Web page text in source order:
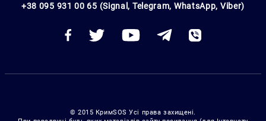
+38 095 931 00 65 (Signal, Telegram, WhatsApp, Viber)
© 2015 КримSOS Усі права захищені.